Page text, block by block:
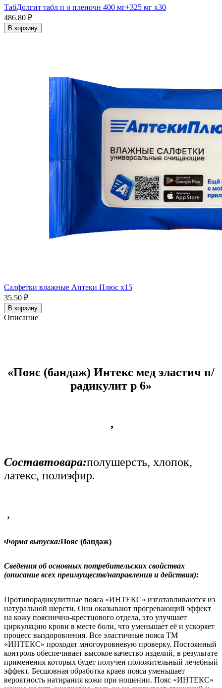
ТабДолгит табл п о пленочн 400 мг+325 мг x30
486.80 ₽
В корзину
Салфетки влажные Аптеки Плюс x15
35.50 ₽
В корзину
Описание
«Пояс (бандаж) Интекс мед эластич п/
радикулит р 6»
,
Составтовара:полушерсть, хлопок,
латекс, полиэфир.
,
Форма выпуска:Пояс (бандаж)
Сведения об основных потребительских свойствах
(описание всех преимуществ/направления и действия):
Противорадикулитные пояса «ИНТЕКС» изготавливаются из
натуральной шерсти. Они оказывают прогревающий эффект
на кожу пояснично-крестцового отдела, это улучшает
циркуляцию крови в месте боли, что уменьшает её и ускоряет
процесс выздоровления. Все эластичные пояса ТМ
«ИНТЕКС» проходят многоуровневую проверку. Постоянный
контроль обеспечивает высокое качество изделий, в результате
применения которых будет получен положительный лечебный
эффект. Бесшовная обработка краев пояса уменьшает
вероятность натирания кожи при ношении. Пояс «ИНТЕКС»